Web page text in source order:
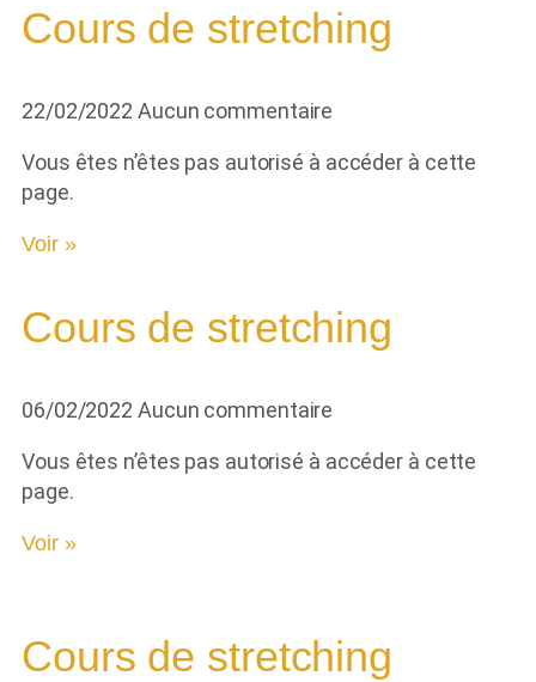
Cours de stretching
22/02/2022 Aucun commentaire
Vous êtes n’êtes pas autorisé à accéder à cette
page.
Voir »
Cours de stretching
06/02/2022 Aucun commentaire
Vous êtes n’êtes pas autorisé à accéder à cette
page.
Voir »
Cours de stretching